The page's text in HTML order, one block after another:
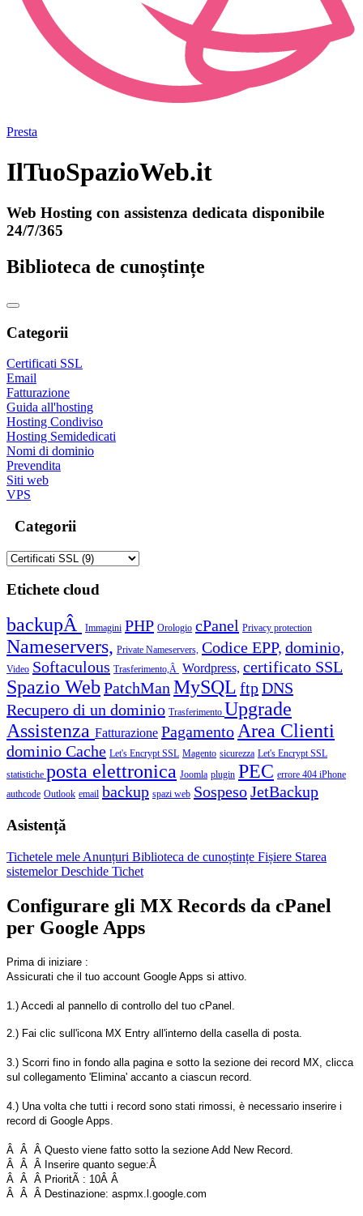
Presta
IlTuoSpazioWeb.it
Web Hosting con assistenza dedicata disponibile
24/7/365
Biblioteca de cunoștințe
Categorii
Certificati SSL
Email
Fatturazione
Guida all'hosting
Hosting Condiviso
Hosting Semidedicati
Nomi di dominio
Prevendita
Siti web
VPS
Categorii
Etichete cloud
backupÂ Immagini PHP Orologio cPanel Privacy protection
Nameservers, Private Nameservers, Codice EPP, dominio,
Video Softaculous Trasferimento,Â Wordpress, certificato SSL
Spazio Web PatchMan MySQL ftpDNS
Recupero di un dominio Trasferimento Upgrade
Assistenza Fatturazione Pagamento Area Clienti
dominio Cache Let's Encrypt SSL Magento sicurezza Let's Encrypt SSL
statistiche posta elettronica Joomla plugin PEC errore 404 iPhone
authcode Outlook email backup spazi web SospesoJetBackup
Asistență
Tichetele mele Anunțuri Biblioteca de cunoștințe Fișiere Starea
sistemelorDeschide Tichet
Configurare gli MX Records da cPanel
per Google Apps
Prima di iniziare :
Assicurati che il tuo account Google Apps si attivo.
1.) Accedi al pannello di controllo del tuo cPanel.
2.) Fai clic sull'icona MX Entry all'interno della casella di posta.
3.) Scorri fino in fondo alla pagina e sotto la sezione dei record MX, clicca
sul collegamento 'Elimina' accanto a ciascun record.
4.) Una volta che tutti i record sono stati rimossi, è necessario inserire i
record di Google Apps.
Â Â Â Questo viene fatto sotto la sezione Add New Record.
Â Â Â Inserire quanto segue:Â
Â Â Â PrioritÃ : 10Â Â
Â Â Â Destinazione: aspmx.l.google.com